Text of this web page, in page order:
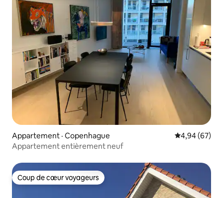
Appartement · Copenhague Note
4,94 (67)
Appartement entièrement neuf
Coup de cœur voyageurs
Coup de cœur voyageurs